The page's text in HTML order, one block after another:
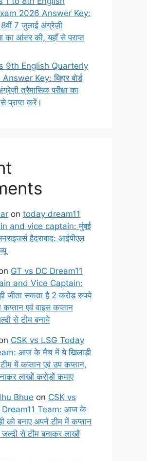
2026 Answer Key:
8वीं 7 जुलाई अंग्रेज़ी
का आंसर की, यहाँ से प्राप्त
9th English Quarterly
Key: बिहार बोर्ड
त्रैमासिक परीक्षा का
प्राप्त करें।
on today dream11
and vice captain: मुंबई
हैदराबाद: आईपीएल
GT vs DC Dream11
and Vice Captain:
जीता सकता है 2 करोड़ रुपये
एवं वाइस कप्तान
से टीम बनाये
CSK vs LSG Today
आज के मैच में ये खिलाड़ी
में कप्तान एवं उप कप्तान,
लाखों करोड़ों कमाए
Bhue on CSK vs
Dream11 Team: आज के
को बनाए अपने टीम में कप्तान
से टीम बनाकर लाखों